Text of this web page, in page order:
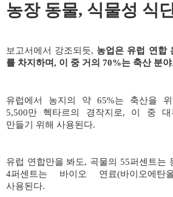
농장 동물, 식물성 식
보고서에서 강조되듯, 농업은 유럽 연합
를 차지하며, 이 중 거의 70%는 축산 분
유럽에서 농지의 약 65%는 축산을
5,500만 헥타르의 경작지로, 이 중 대
만들기 위해 사용된다.
유럽 연합만을 봐도, 곡물의 55퍼센트는
4퍼센트는 바이오 연료(바이오에탄
사용된다.